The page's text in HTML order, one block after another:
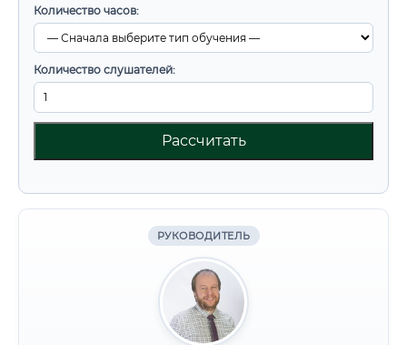
Количество часов:
Количество слушателей:
Рассчитать
РУКОВОДИТЕЛЬ